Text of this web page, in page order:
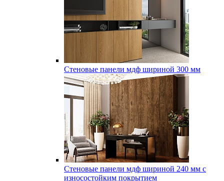
Стеновые панели мдф шириной 300 мм
Стеновые панели мдф шириной 240 мм с
износостойким покрытием